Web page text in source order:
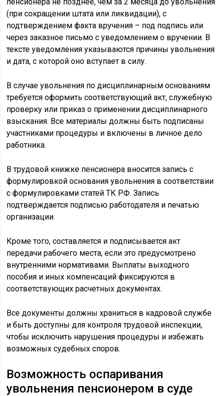
(при сокращении штата или ликвидации), с
подтверждением факта вручения – под подпись или
через заказное письмо с уведомлением о вручении. В
тексте уведомления указываются причины увольнения
и дата, с которой оно вступает в силу.
В случае увольнения по дисциплинарным основаниям
требуется оформить соответствующий акт, служебную
проверку или приказ о применении дисциплинарного
взыскания. Все материалы должны быть подписаны
участниками процедуры и включены в личное дело
работника.
В трудовой книжке пенсионера вносится запись с
формулировкой основания увольнения в соответствии
с формулировками статей ТК РФ. Запись
подтверждается подписью работодателя и печатью
организации.
Кроме того, составляется и подписывается акт
передачи рабочего места, если это предусмотрено
внутренними нормативами. Выплаты выходного
пособия и иных компенсаций фиксируются в
соответствующих расчетных документах.
Все документы должны храниться в кадровой службе
и быть доступны для контроля трудовой инспекции,
чтобы исключить нарушения процедуры и избежать
возможных судебных споров.
Возможность оспаривания
увольнения пенсионером в суде